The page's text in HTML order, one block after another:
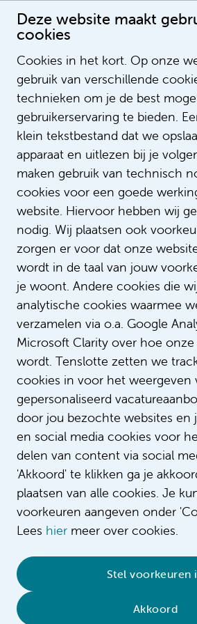
Deze website maakt
cookies
Cookies in het kort. Op onze
gebruik van verschillende
technieken om je de best
gebruikerservaring te bieden.
klein tekstbestand dat we
apparaat en uitlezen bij je
maken gebruik van technisch
cookies voor een goede
website. Hiervoor hebben wij
nodig. Wij plaatsen ook
zorgen er voor dat onze
wordt in de taal van jouw
je woont. Andere cookies die
analytische cookies waarmee
verzamelen via o.a. Google
Microsoft Clarity over hoe
wordt. Tenslotte zetten we
cookies in voor het weergeven
gepersonaliseerd
door jou bezochte websites en
en social media cookies voor
delen van content via social
'Akkoord' te klikken ga je
plaatsen van alle cookies. Je
voorkeuren aangeven onder
Lees hier meer over cookies.
Stel voorkeuren
Akkoord
Okke Groenendijk
Cookieverklaring •